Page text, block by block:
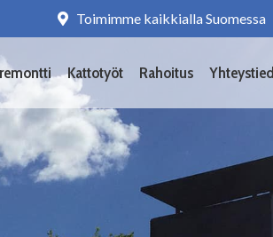
Toimimme kaikkialla Suomessa
Kattotyöt Rahoitus